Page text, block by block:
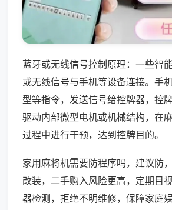
蓝牙或无线信号控制原理：一些智
或无线信号与手机等设备连接。手
型等指令，发送信号给控牌器，控
驱动内部微型电机或机械结构，在
过程中进行干预，达到控牌目的。
家用麻将机需要防程序吗，建议防
改装，二手购入风险更高，定期目
器检测，拒绝不明维修，保障家庭